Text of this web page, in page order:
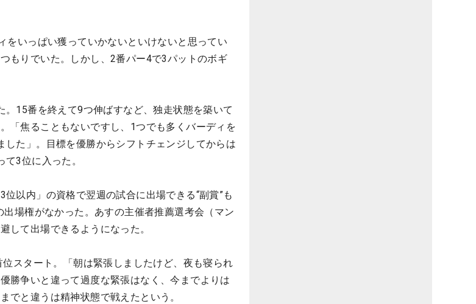
をいっぱい獲っていかないといけないと思ってい
もりでいた。しかし、2番パー4で3パットのボギ
15番を終えて9つ伸ばすなど、独走状態を築いて
「焦ることもないですし、1つでも多くバーディを
た」。目標を優勝からシフトチェンジしてからは
て3位に入った。
以内」の資格で翌週の試合に出場できる“副賞”も
場権がなかった。あすの主催者推薦選考会（マン
して出場できるようになった。
スタート。「朝は緊張しましたけど、夜も寝られ
勝争いと違って過度な緊張はなく、今までよりは
でと違うは精神状態で戦えたという。